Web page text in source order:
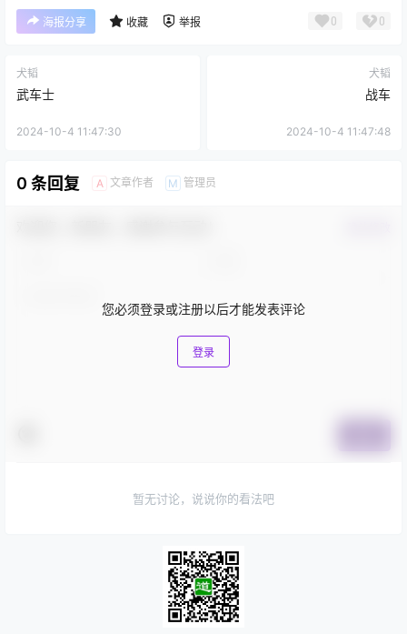
海报分享 收藏 举报 0 0
犬韬
武车士
2024-10-4 11:47:30
犬韬
战车
2024-10-4 11:47:48
0 条回复 A 文章作者 M 管理员
您必须登录或注册以后才能发表评论
登录
暂无讨论，说说你的看法吧